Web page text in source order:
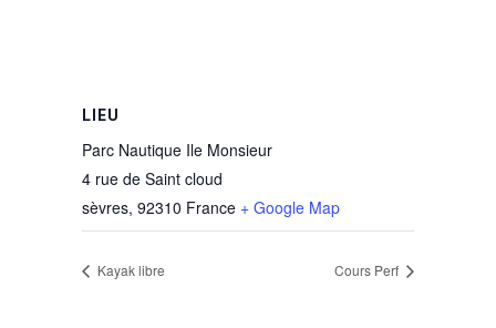
LIEU
Parc Nautique Ile Monsieur
4 rue de Saint cloud
sèvres, 92310 France + Google Map
Kayak libre Cours Perf